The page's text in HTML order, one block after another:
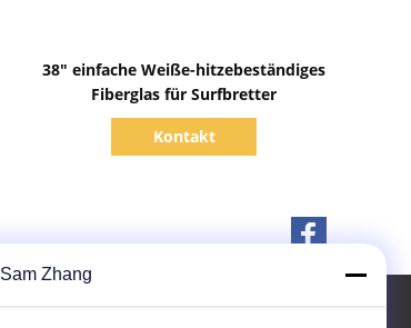
38" einfache Weiße-hitzebeständiges
Fiberglas für Surfbretter
Kontakt
Sam Zhang